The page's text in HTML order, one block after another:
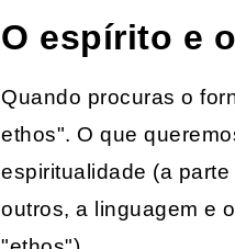
O espírito e
Quando procuras o
ethos". O que
espiritualidade (a
outros, a linguagem e